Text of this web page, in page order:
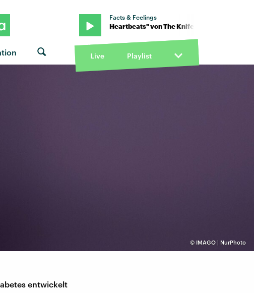
Facts & Feelings
von The Knife · "Heartbeats" von The Knife · "Heartbeats" von
Live Playlist
© IMAGO | NurPhoto
entwickelt